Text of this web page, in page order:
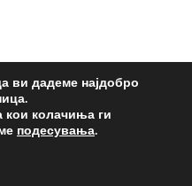
ви дадеме најдобро
кои колачиња ги
подесувања.